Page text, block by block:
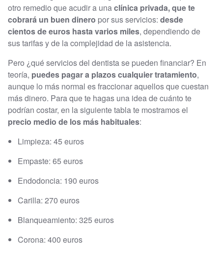
otro remedio que acudir a unaclínica privada, que te
cobrará un buen dinero por sus servicios: desde
cientos de euros hasta varios miles, dependiendo de
sus tarifas y de la complejidad de la asistencia.
Pero ¿qué servicios del dentista se pueden financiar? En
teoría, puedes pagar a plazos cualquier tratamiento,
aunque lo más normal es fraccionar aquellos que cuestan
más dinero. Para que te hagas una idea de cuánto te
podrían costar, en la siguiente tabla te mostramos el
precio medio de los más habituales:
Limpieza: 45 euros
Empaste: 65 euros
Endodoncia: 190 euros
Carilla: 270 euros
Blanqueamiento: 325 euros
Corona: 400 euros